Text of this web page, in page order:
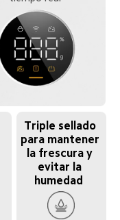
Triple sellado
para mantener
la frescura y
evitar la
humedad